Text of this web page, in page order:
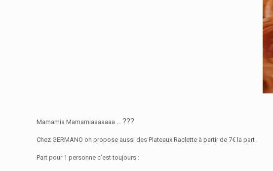
Mamamia Mamamiaaaaaaa …???
Chez GERMANO on propose aussi des Plateaux Raclette à partir de 7€ la part
Part pour 1 personne c’est toujours :